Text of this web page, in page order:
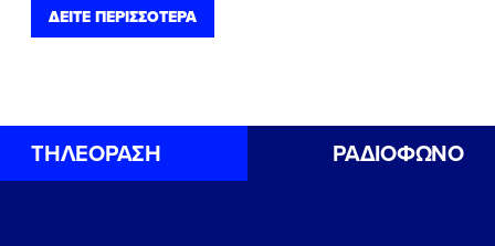
ΔΕΙΤΕ ΠΕΡΙΣΣΟΤΕΡΑ
ΤΗΛΕΟΡΑΣΗ ΡΑΔΙΟΦΩΝΟ